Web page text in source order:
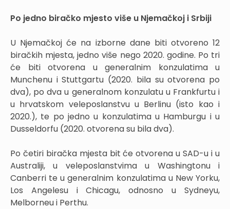
Po jedno biračko mjesto više u Njemačkoj i Srbiji
U Njemačkoj će na izborne dane biti otvoreno 12
biračkih mjesta, jedno više nego 2020. godine. Po tri
će biti otvorena u generalnim konzulatima u
Munchenu i Stuttgartu (2020. bila su otvorena po
dva), po dva u generalnom konzulatu u Frankfurtu i
u hrvatskom veleposlanstvu u Berlinu (isto kao i
2020.), te po jedno u konzulatima u Hamburgu i u
Dusseldorfu (2020. otvorena su bila dva).
Po četiri biračka mjesta bit će otvorena u SAD-u i u
Australiji, u veleposlanstvima u Washingtonu i
Canberri te u generalnim konzulatima u New Yorku,
Los Angelesu i Chicagu, odnosno u Sydneyu,
Melborneu i Perthu.